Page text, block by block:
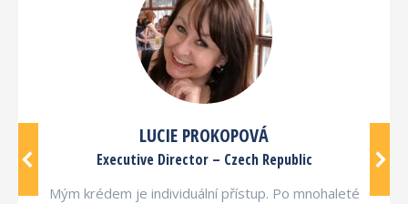
LUCIE PROKOPOVÁ
Executive Director – Czech Republic
Mým krédem je individuální přístup. Po mnohaleté